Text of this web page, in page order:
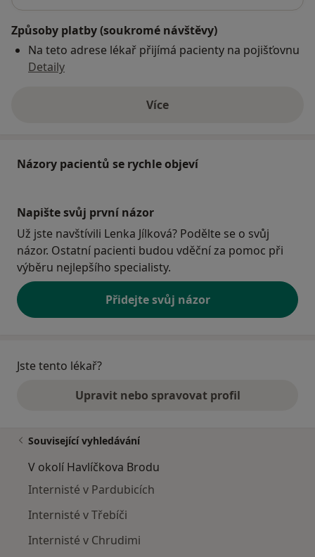
Způsoby platby (soukromé návštěvy)
Na teto adrese lékař přijímá pacienty na pojišťovnu
Detaily
Víceo adrese
Názory pacientů se rychle objeví
Napište svůj první názor
Už jste navštívili Lenka Jílková? Podělte se o svůj
názor. Ostatní pacienti budou vděční za pomoc při
výběru nejlepšího specialisty.
Přidejte svůj názor
Jste tento lékař?
Upravit nebo spravovat profil
Související vyhledávání
V okolí Havlíčkova Brodu
Internisté v Pardubicích
Internisté v Třebíči
Internisté v Chrudimi